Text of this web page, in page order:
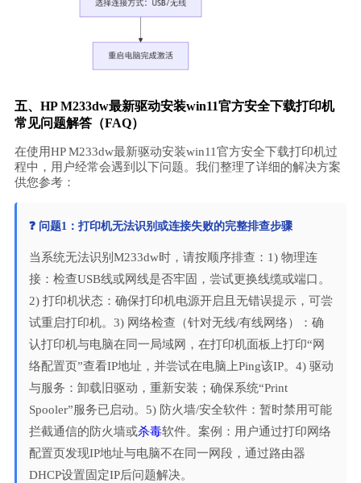
五、HP M233dw最新驱动安装win11官方安全下载打印机
常见问题解答（FAQ）
在使用HP M233dw最新驱动安装win11官方安全下载打印机过
程中，用户经常会遇到以下问题。我们整理了详细的解决方案
供您参考：
❓ 问题1：打印机无法识别或连接失败的完整排查步骤
当系统无法识别M233dw时，请按顺序排查：1) 物理连
接：检查USB线或网线是否牢固，尝试更换线缆或端口。
2) 打印机状态：确保打印机电源开启且无错误提示，可尝
试重启打印机。3) 网络检查（针对无线/有线网络）：确
认打印机与电脑在同一局域网，在打印机面板上打印“网
络配置页”查看IP地址，并尝试在电脑上Ping该IP。4) 驱动
与服务：卸载旧驱动，重新安装；确保系统“Print
Spooler”服务已启动。5) 防火墙/安全软件：暂时禁用可能
拦截通信的防火墙或杀毒软件。案例：用户通过打印网络
配置页发现IP地址与电脑不在同一网段，通过路由器
DHCP设置固定IP后问题解决。